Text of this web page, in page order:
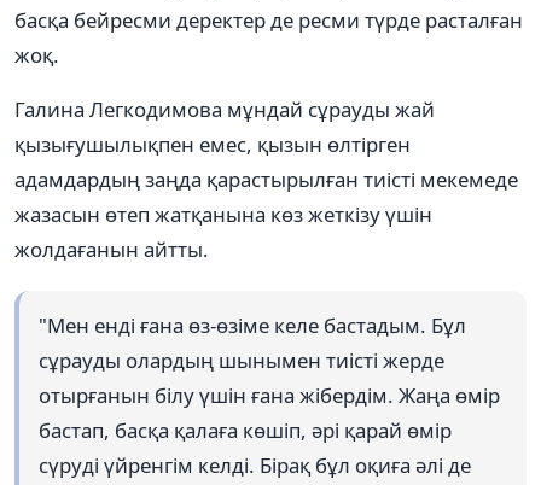
басқа бейресми деректер де ресми түрде расталған
жоқ.
Галина Легкодимова мұндай сұрауды жай
қызығушылықпен емес, қызын өлтірген
адамдардың заңда қарастырылған тиісті мекемеде
жазасын өтеп жатқанына көз жеткізу үшін
жолдағанын айтты.
"Мен енді ғана өз-өзіме келе бастадым. Бұл
сұрауды олардың шынымен тиісті жерде
отырғанын білу үшін ғана жібердім. Жаңа өмір
бастап, басқа қалаға көшіп, әрі қарай өмір
сүруді үйренгім келді. Бірақ бұл оқиға әлі де